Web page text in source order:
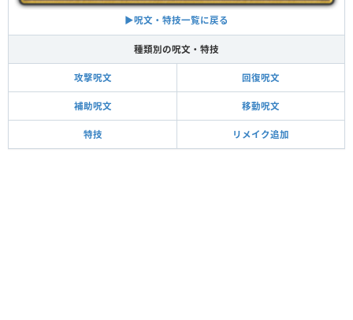
▶呪文・特技一覧に戻る
種類別の呪文・特技
攻撃呪文 回復呪文
補助呪文 移動呪文
特技 リメイク追加